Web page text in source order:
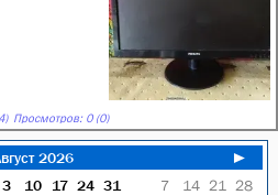
Просмотров: 0 (0)
2026
►
3 10 17 24 31
7 14 21
28